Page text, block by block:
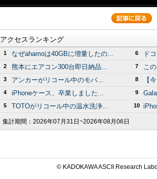
アクセスランキング
1 なぜahamoは40GBに増量したの...
2 熊本にエアコン300台即日納品...
3 アンカーがリコール中のモバ...
4 iPhoneケース、卒業しました...
5 TOTOがリコール中の温水洗浄...
6 ド
7 こ
8 【
9
10
集計期間： 2026年07月31日~2026年08月06日
© KADOKAWA ASCII Research